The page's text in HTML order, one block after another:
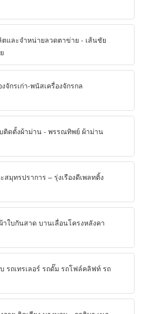
ตและจำหน่ายลวดตาข่าย - เส้นชัย
จักรเก่า-พนัสเครื่องจักรกล
ติดตั้งผ้าม่าน - พรรณทิพย์ ผ้าม่าน
สมุทรปราการ – รุ่งเรืองดีเพลทติ้ง
าใบกันสาด บานเลื่อนโครงหลังคา
บ รถเทรเลอร์ รถดั๊ม รถโฟล์คลิฟท์ รถ